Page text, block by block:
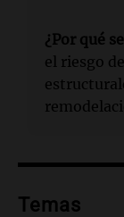
¿Por qué
el riesgo
Temas